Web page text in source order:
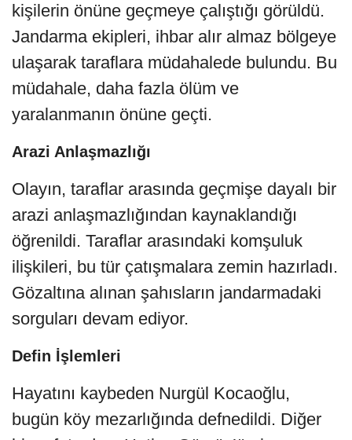
kişilerin önüne geçmeye çalıştığı görüldü.
Jandarma ekipleri, ihbar alır almaz bölgeye
ulaşarak taraflara müdahalede bulundu. Bu
müdahale, daha fazla ölüm ve
yaralanmanın önüne geçti.
Arazi Anlaşmazlığı
Olayın, taraflar arasında geçmişe dayalı bir
arazi anlaşmazlığından kaynaklandığı
öğrenildi. Taraflar arasındaki komşuluk
ilişkileri, bu tür çatışmalara zemin hazırladı.
Gözaltına alınan şahısların jandarmadaki
sorguları devam ediyor.
Defin İşlemleri
Hayatını kaybeden Nurgül Kocaoğlu,
bugün köy mezarlığında defnedildi. Diğer